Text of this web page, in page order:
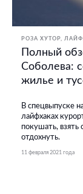
РОЗА ХУТОР
Полный
Соболева:
жилье и
В спецвыпуске
лайфхаках
покушать, взять
отдохнуть.
11 февраля 2021 года